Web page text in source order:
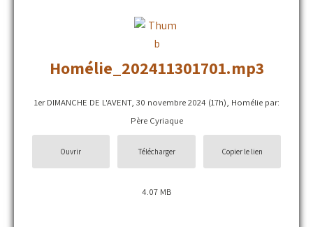
Homélie_202411301701.mp3
1er DIMANCHE DE L'AVENT, 30 novembre 2024 (17h), Homélie par:
Père Cyriaque
Ouvrir Télécharger Copier le lien
4.07 MB